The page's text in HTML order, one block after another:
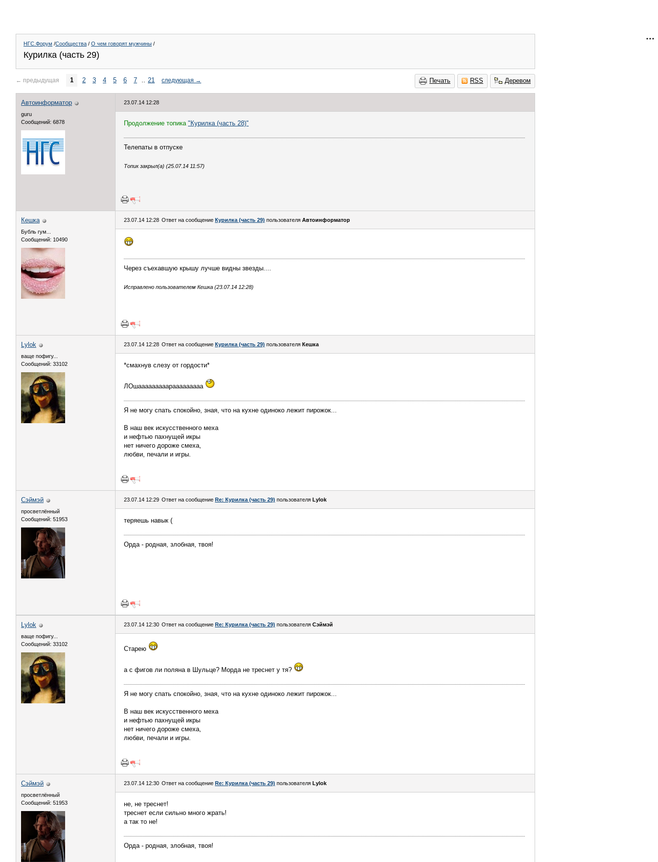
НГС.Форум /Сообщества / О чем говорят мужчины /
Курилка (часть 29)
Печать RSS Деревом
← предыдущая 1 2 3 4 5 6 7 .. 21 следующая →
Автоинформатор
guru
Сообщений: 6878
23.07.14 12:28
Продолжение топика "Курилка (часть 28)"
Телепаты в отпуске
Топик закрыл(а) (25.07.14 11:57)
Кешка
Бубль гум...
Сообщений: 10490
23.07.14 12:28 Ответ на сообщение Курилка (часть 29) пользователя Автоинформатор
Через съехавшую крышу лучше видны звезды....
Исправлено пользователем Кешка (23.07.14 12:28)
Lylok
ваще пофигу...
Сообщений: 33102
23.07.14 12:28 Ответ на сообщение Курилка (часть 29) пользователя Кешка
*смахнув слезу от гордости*
ЛОшааааааааарааааааааа
Я не могу спать спокойно, зная, что на кухне одиноко лежит пирожок...
В наш век искусственного меха
и нефтью пахнущей икры
нет ничего дороже смеха,
любви, печали и игры.
Сэймэй
просветлённый
Сообщений: 51953
23.07.14 12:29 Ответ на сообщение Re: Курилка (часть 29) пользователя Lylok
теряешь навык (
Орда - родная, злобная, твоя!
Lylok
ваще пофигу...
Сообщений: 33102
23.07.14 12:30 Ответ на сообщение Re: Курилка (часть 29) пользователя Сэймэй
Старею
а с фигов ли поляна в Шульце? Морда не треснет у тя?
Я не могу спать спокойно, зная, что на кухне одиноко лежит пирожок...
В наш век искусственного меха
и нефтью пахнущей икры
нет ничего дороже смеха,
любви, печали и игры.
Сэймэй
просветлённый
Сообщений: 51953
23.07.14 12:30 Ответ на сообщение Re: Курилка (часть 29) пользователя Lylok
не, не треснет!
треснет если сильно много жрать!
а так то не!
Орда - родная, злобная, твоя!